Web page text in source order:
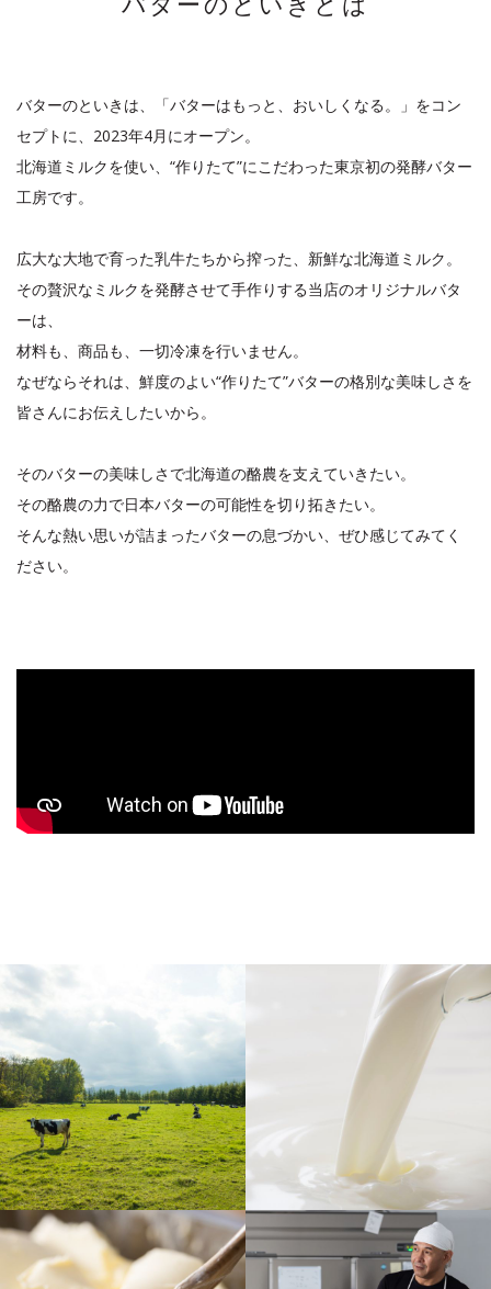
バターのといきは、「バターはもっと、おいしくなる。」をコン
セプトに、2023年4月にオープン。
北海道ミルクを使い、“作りたて”にこだわった東京初の発酵バター
工房です。
広大な大地で育った乳牛たちから搾った、新鮮な北海道ミルク。
その贅沢なミルクを発酵させて手作りする当店のオリジナルバタ
ーは、
材料も、商品も、一切冷凍を行いません。
なぜならそれは、鮮度のよい“作りたて”バターの格別な美味しさを
皆さんにお伝えしたいから。
そのバターの美味しさで北海道の酪農を支えていきたい。
その酪農の力で日本バターの可能性を切り拓きたい。
そんな熱い思いが詰まったバターの息づかい、ぜひ感じてみてく
ださい。